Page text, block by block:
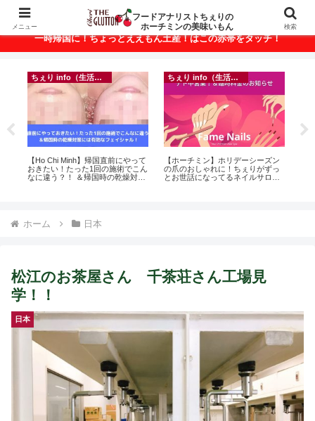
ベトナム・ホーチミンの美味いもんが満載！
一時帰国に！ちょっとええもん土産！はこの赤帯をタッチ！
ちぇり info（生活情報）
【Ho Chi Minh】帰国直前にやって
おきたい！たった1回の施術でこん
なに違う？！ ＆帰国時の乾燥対策
ちぇり info（生活情報）
【ホーチミン】ホリデーシーズン
の爪のおしゃれに！ちぇりがずっ
とお世話になってるネイルサロン
ホーム 日本
松江のお茶屋さん 千茶荘さん工場見
学！！
日本
メニュー
フードアナリストちぇりの
ホーチミンの美味いもん
検索